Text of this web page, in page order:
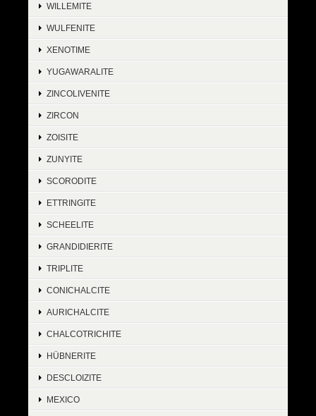
WILLEMITE
WULFENITE
XENOTIME
YUGAWARALITE
ZINCOLIVENITE
ZIRCON
ZOISITE
ZUNYITE
SCORODITE
ETTRINGITE
SCHEELITE
GRANDIDIERITE
TRIPLITE
CONICHALCITE
AURICHALCITE
CHALCOTRICHITE
HÜBNERITE
DESCLOIZITE
MEXICO